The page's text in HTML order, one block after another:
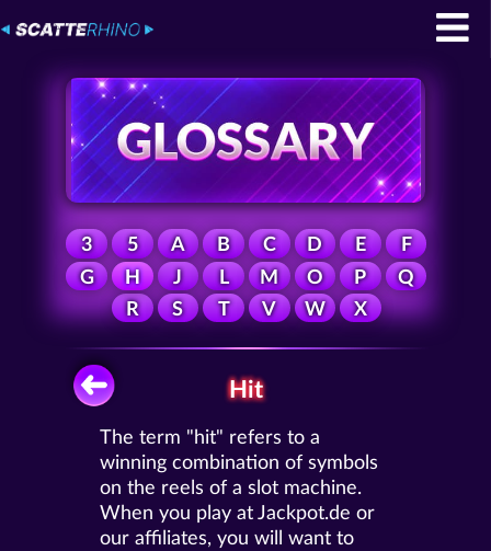
3 5 A B C D E
F
G
H J L M O P
Q
R
S T V W X
Hit
The term "hit" refers to a
winning combination of symbols
on the reels of a slot machine.
When you play at Jackpot.de or
our affiliates, you will want to